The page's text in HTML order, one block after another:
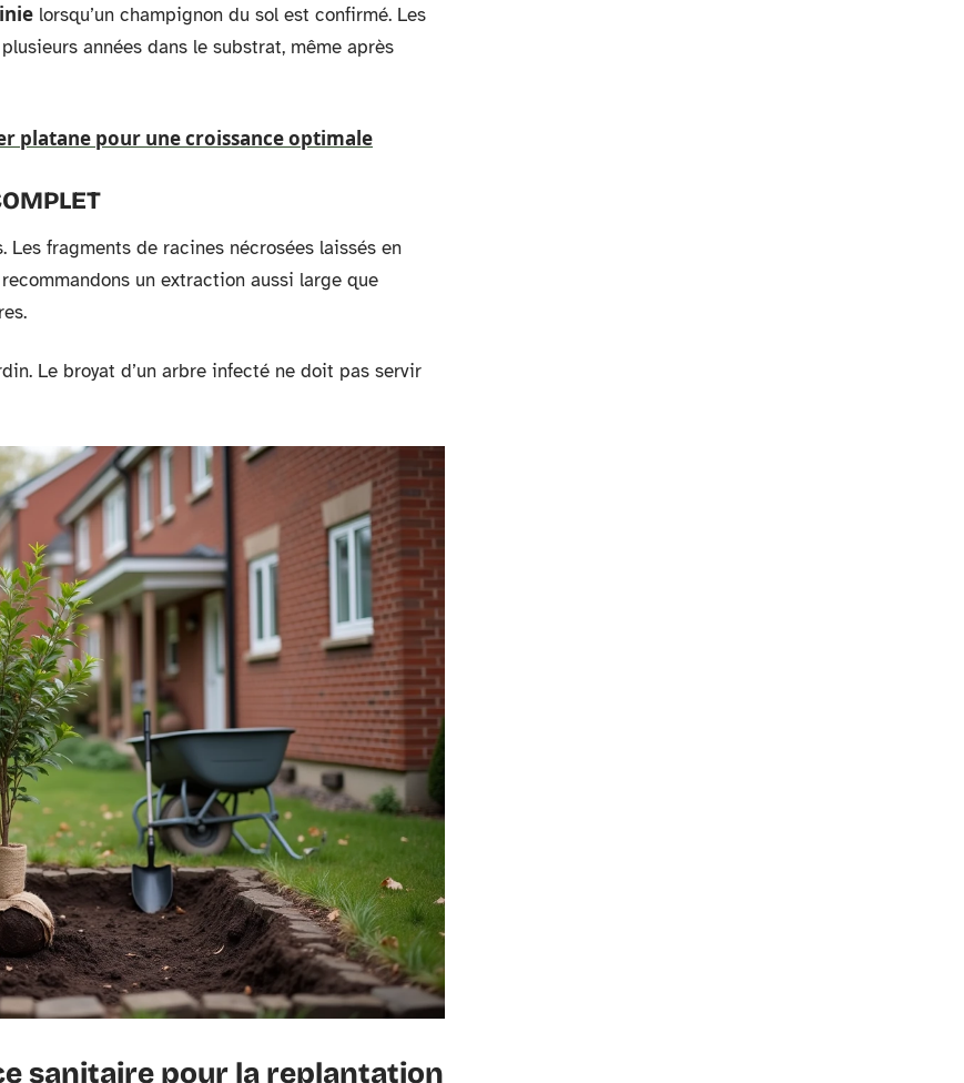
lorsqu’un champignon du sol est confirmé. Les
années dans le substrat, même après
platane pour une croissance optimale
fragments de racines nécrosées laissés en
un extraction aussi large que
Le broyat d’un arbre infecté ne doit pas servir
sanitaire pour la replantation